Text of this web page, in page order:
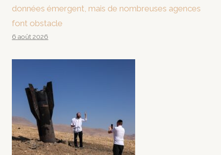
données émergent, mais de nombreuses agences
font obstacle
6 août 2026